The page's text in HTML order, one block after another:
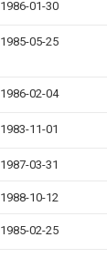
1986-01-30
1985-05-25
1986-02-04
1983-11-01
1987-03-31
1988-10-12
1985-02-25